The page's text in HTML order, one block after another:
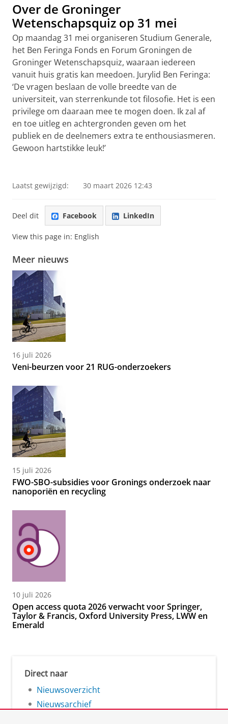
Over de Groninger
Wetenschapsquiz op 31 mei
Op maandag 31 mei organiseren Studium Generale,
het Ben Feringa Fonds en Forum Groningen de
Groninger Wetenschapsquiz, waaraan iedereen
vanuit huis gratis kan meedoen. Jurylid Ben Feringa:
‘De vragen beslaan de volle breedte van de
universiteit, van sterrenkunde tot filosofie. Het is een
privilege om daaraan mee te mogen doen. Ik zal af
en toe uitleg en achtergronden geven om het
publiek en de deelnemers extra te enthousiasmeren.
Gewoon hartstikke leuk!’
Laatst gewijzigd: 30 maart 2026 12:43
Deel dit Facebook LinkedIn
View this page in: English
Meer nieuws
16 juli 2026
Veni-beurzen voor 21 RUG-onderzoekers
15 juli 2026
FWO-SBO-subsidies voor Gronings onderzoek naar
nanoporiën en recycling
10 juli 2026
Open access quota 2026 verwacht voor Springer,
Taylor & Francis, Oxford University Press, LWW en
Emerald
Direct naar
Nieuwsoverzicht
Nieuwsarchief